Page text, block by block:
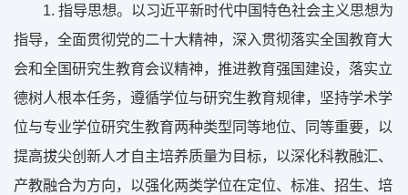
1. 指导思想。以习近平新时代中国特色社会主义思想为
指导，全面贯彻党的二十大精神，深入贯彻落实全国教育大
会和全国研究生教育会议精神，推进教育强国建设，落实立
德树人根本任务，遵循学位与研究生教育规律，坚持学术学
位与专业学位研究生教育两种类型同等地位、同等重要，以
提高拔尖创新人才自主培养质量为目标，以深化科教融汇、
产教融合为方向，以强化两类学位在定位、标准、招生、培